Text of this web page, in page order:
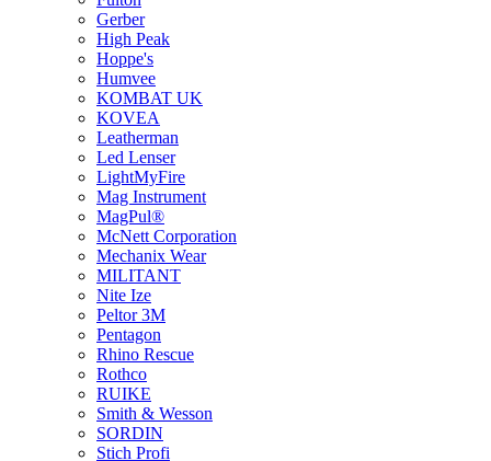
Gerber
High Peak
Hoppe's
Humvee
KOMBAT UK
KOVEA
Leatherman
Led Lenser
LightMyFire
Mag Instrument
MagPul®
McNett Corporation
Mechanix Wear
MILITANT
Nite Ize
Peltor 3M
Pentagon
Rhino Rescue
Rothco
RUIKE
Smith & Wesson
SORDIN
Stich Profi